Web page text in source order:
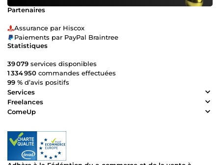
Partenaires
Assurance par Hiscox
Paiements par PayPal Braintree
Statistiques
39 079 services disponibles
1 334 950 commandes effectuées
99 % d’avis positifs
Services
Freelances
ComeUp